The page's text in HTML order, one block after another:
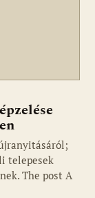
telepesek
The post A